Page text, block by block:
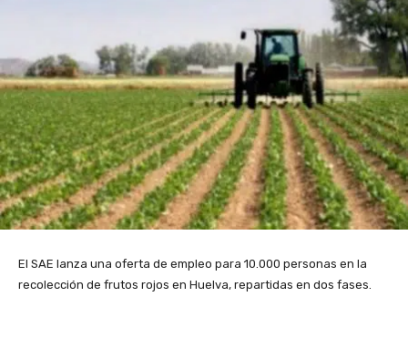
El SAE lanza una oferta de empleo para 10.000 personas en la
recolección de frutos rojos en Huelva, repartidas en dos fases.